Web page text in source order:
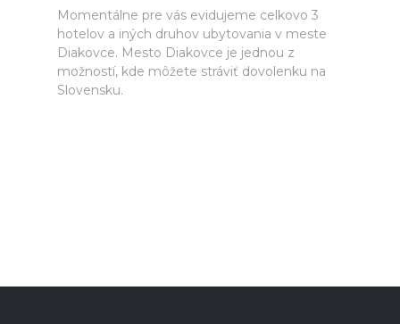
Momentálne pre vás evidujeme celkovo 3
hotelov a iných druhov ubytovania v meste
Diakovce. Mesto Diakovce je jednou z
možností, kde môžete stráviť dovolenku na
Slovensku.